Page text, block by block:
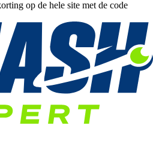
op de hele site met de code